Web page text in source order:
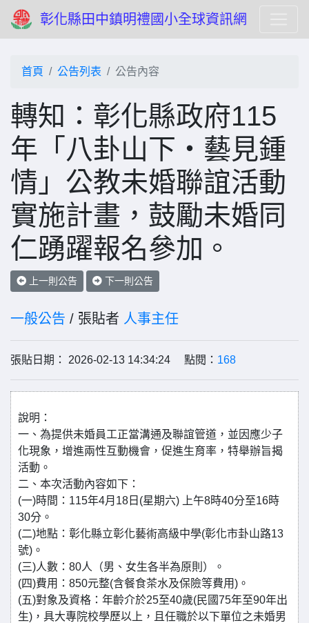
彰化縣田中鎮明禮國小全球資訊網
首頁 公告列表 公告內容
轉知：彰化縣政府115
年「八卦山下・藝見鍾
情」公教未婚聯誼活動
實施計畫，鼓勵未婚同
仁踴躍報名參加。
上一則公告 下一則公告
一般公告 / 張貼者 人事主任
張貼日期： 2026-02-13 14:34:24 點閱： 168
說明：
一、為提供未婚員工正當溝通及聯誼管道，並因應少子
化現象，增進兩性互動機會，促進生育率，特舉辦旨揭
活動。
二、本次活動內容如下：
(一)時間：115年4月18日(星期六) 上午8時40分至16時
30分。
(二)地點：彰化縣立彰化藝術高級中學(彰化市卦山路13
號)。
(三)人數：80人（男、女生各半為原則）。
(四)費用：850元整(含餐食茶水及保險等費用)。
(五)對象及資格：年齡介於25至40歲(民國75年至90年出
生)，具大專院校學歷以上，且任職於以下單位之未婚男